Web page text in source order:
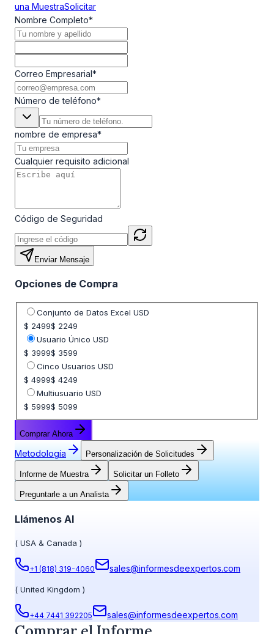
una MuestraSolicitar
Nombre Completo*
Correo Empresarial*
Número de teléfono*
nombre de empresa*
Cualquier requisito adicional
Código de Seguridad
Enviar Mensaje
Opciones de Compra
Seleccione opción de precio
Conjunto de Datos Excel USD
$ 2499$ 2249
Usuario Único USD
$ 3999$ 3599
Cinco Usuarios USD
$ 4999$ 4249
Multiusuario USD
$ 5999$ 5099
Comprar Ahora
Metodología Personalización de Solicitudes
Informe de Muestra Solicitar un Folleto
Preguntarle a un Analista
Llámenos Al
( USA & Canada )
+1 (818) 319-4060 sales@informesdeexpertos.com
( United Kingdom )
+44 7441 392205 sales@informesdeexpertos.com